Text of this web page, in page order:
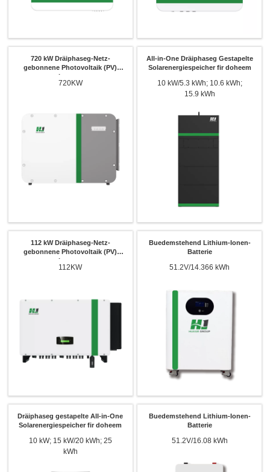
720 kW Dräiphaseg-Netz-
gebonnene Photovoltaik (PV)
Inverter
720KW
All-in-One Dräiphaseg Gestapelte
Solarenergiespeicher fir doheem
10 kW/5.3 kWh; 10.6 kWh;
15.9 kWh
112 kW Dräiphaseg-Netz-
gebonnene Photovoltaik (PV)
Inverter
112KW
Buedemstehend Lithium-Ionen-
Batterie
51.2V/14.366 kWh
Dräiphaseg gestapelte All-in-One
Solarenergiespeicher fir doheem
10 kW; 15 kW/20 kWh; 25
kWh
Buedemstehend Lithium-Ionen-
Batterie
51.2V/16.08 kWh